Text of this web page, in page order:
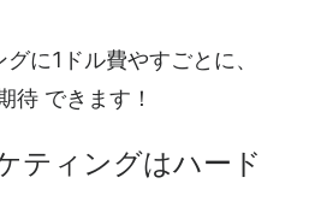
グに1ドル費やすごとに、
待 できます！
ティングはハード